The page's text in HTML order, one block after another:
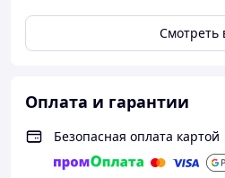
Материал верха:
leather, эко-кожа).
Материал середины:
Материал подошвы:
(термоэластопласт) —
резина, отличается
прочностью,
Смотреть
Оплата и гарантии
Безопасная оплата картой